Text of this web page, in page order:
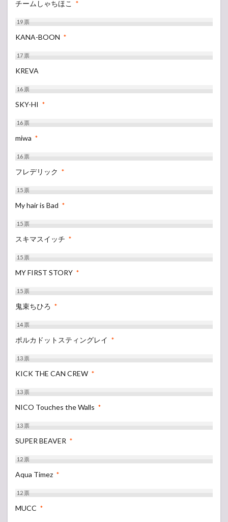
チームしゃちほこ *
19票
KANA-BOON *
17票
KREVA
16票
SKY-HI *
16票
miwa *
16票
フレデリック *
15票
My hair is Bad *
15票
スキマスイッチ *
15票
MY FIRST STORY *
15票
鬼束ちひろ *
14票
ポルカドットスティングレイ *
13票
KICK THE CAN CREW *
13票
NICO Touches the Walls *
13票
SUPER BEAVER *
12票
Aqua Timez *
12票
MUCC *